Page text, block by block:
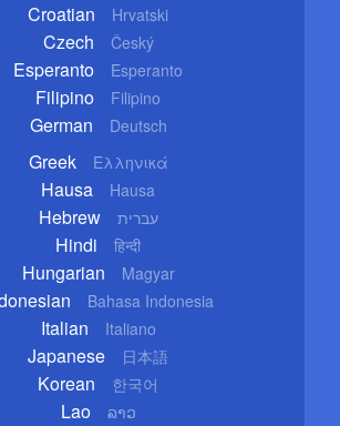
Croatian Hrvatski
Czech Český
Esperanto Esperanto
Filipino Filipino
German Deutsch
Greek Ελληνικά
Hausa Hausa
Hebrew עברית
Hindi हिन्दी
Hungarian Magyar
Bahasa Indonesia
Italian Italiano
Japanese 日本語
Korean 한국어
Lao ລາວ